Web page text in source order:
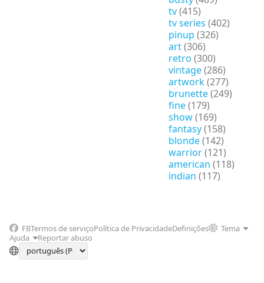
tv(415)
tv series (402)
pinup (326)
art(306)
retro (300)
vintage(286)
artwork(277)
brunette(249)
fine(179)
show(169)
fantasy(158)
blonde(142)
warrior(121)
american (118)
indian (117)
FBTermos de serviçoPolítica de PrivacidadeDefinições
Tema
Ajuda
Reportar abuso